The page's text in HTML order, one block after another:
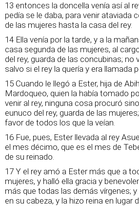
13 entonces la doncella venía así al
pedía se le daba, para venir ataviada
de las mujeres hasta la casa del rey.
14 Ella venía por la tarde, y a la
casa segunda de las mujeres, al
del rey, guarda de las concubinas; no
salvo si el rey la quería y era llamada
15 Cuando le llegó a Ester, hija de
Mardoqueo, quien la había tomado
venir al rey, ninguna cosa procuró
eunuco del rey, guarda de las
favor de todos los que la veían.
16 Fue, pues, Ester llevada al rey
el mes décimo, que es el mes de
de su reinado.
17 Y el rey amó a Ester más que a
mujeres, y halló ella gracia y
más que todas las demás vírgenes;
en su cabeza, y la hizo reina en lugar